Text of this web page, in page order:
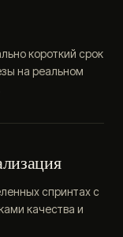
короткий срок
на реальном
спринтах с
качества и